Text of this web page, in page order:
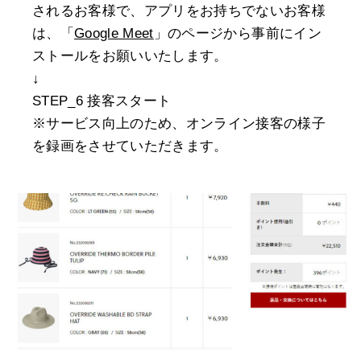
されるお客様で、アプリをお持ちでないお客様
は、「Google Meet 」のページから事前にイン
ストールをお願いいたします。
↓
STEP_6 接客スタート
※サービス向上のため、オンライン接客の様子
を録画をさせていただきます。